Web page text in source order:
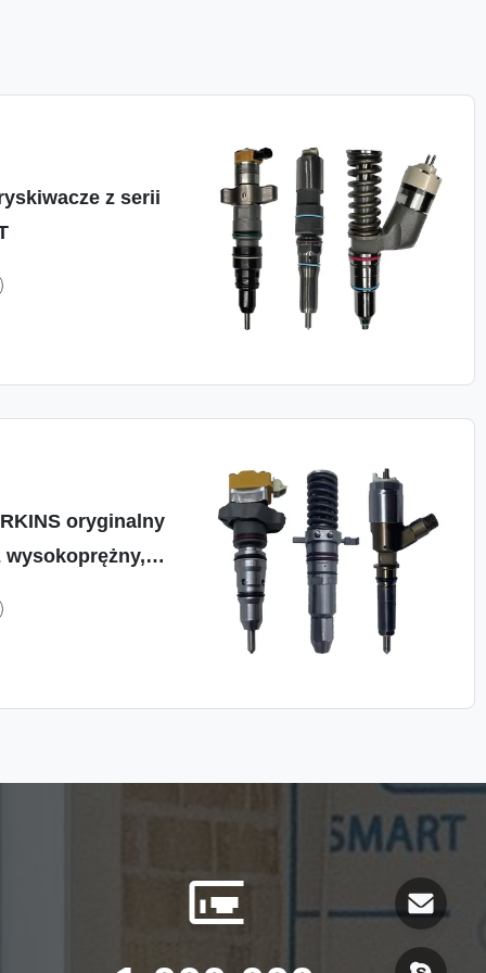
z serii
oryginalny
w Japonii.